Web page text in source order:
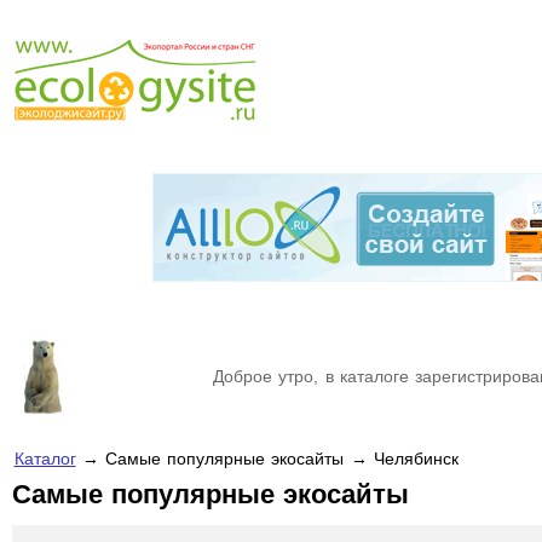
Доброе утро, в каталоге
Каталог→ Самые популярные экосайты → Челябинск
Самые популярные экосайты